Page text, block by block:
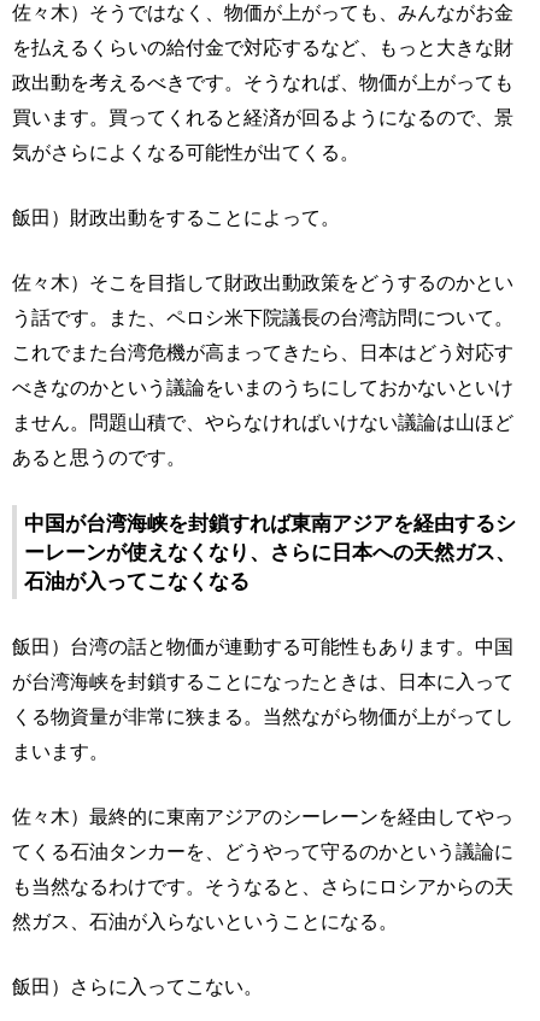
佐々木）そうではなく、物価が上がっても、みんながお金
を払えるくらいの給付金で対応するなど、もっと大きな財
政出動を考えるべきです。そうなれば、物価が上がっても
買います。買ってくれると経済が回るようになるので、景
気がさらによくなる可能性が出てくる。
飯田）財政出動をすることによって。
佐々木）そこを目指して財政出動政策をどうするのかとい
う話です。また、ペロシ米下院議長の台湾訪問について。
これでまた台湾危機が高まってきたら、日本はどう対応す
べきなのかという議論をいまのうちにしておかないといけ
ません。問題山積で、やらなければいけない議論は山ほど
あると思うのです。
中国が台湾海峡を封鎖すれば東南アジアを経由するシ
ーレーンが使えなくなり、さらに日本への天然ガス、
石油が入ってこなくなる
飯田）台湾の話と物価が連動する可能性もあります。中国
が台湾海峡を封鎖することになったときは、日本に入って
くる物資量が非常に狭まる。当然ながら物価が上がってし
まいます。
佐々木）最終的に東南アジアのシーレーンを経由してやっ
てくる石油タンカーを、どうやって守るのかという議論に
も当然なるわけです。そうなると、さらにロシアからの天
然ガス、石油が入らないということになる。
飯田）さらに入ってこない。